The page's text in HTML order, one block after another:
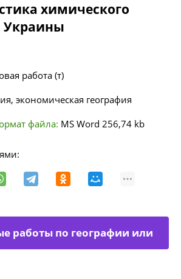
химического
Украины
работа (т)
экономическая география
файла: MS Word 256,74 kb
работы по географии или